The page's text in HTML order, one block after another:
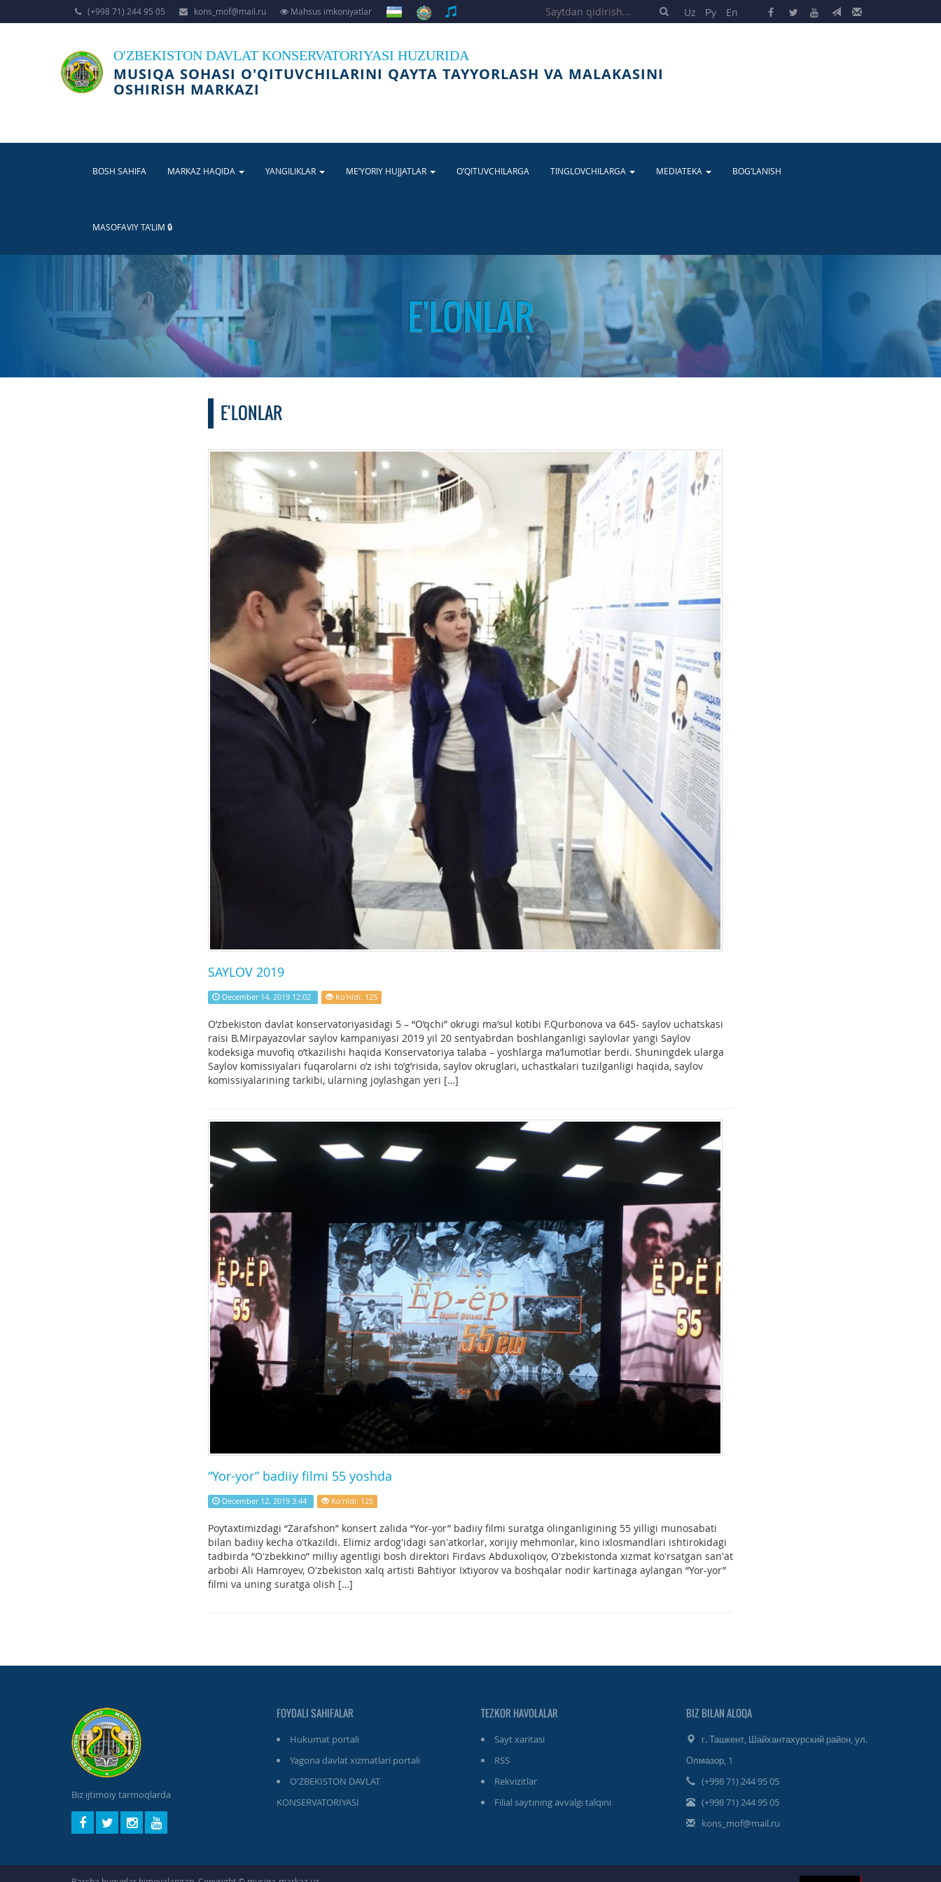
Uz Ру En
(+998 71) 244 95 05 kons_mof@mail.ru Mahsus imkoniyatlar
O'ZBEKISTON DAVLAT KONSERVATORIYASI HUZURIDA
MUSIQA SOHASI O'QITUVCHILARINI QAYTA TAYYORLASH VA MALAKASINI
OSHIRISH MARKAZI
BOSH SAHIFA MARKAZ HAQIDA YANGILIKLAR ME’YORIY HUJJATLAR O’QITUVCHILARGA TINGLOVCHILARGA MEDIATEKA BOG’LANISH
MASOFAVIY TA’LIM 🔒
E'LONLAR
E'LONLAR
SAYLOV 2019
December 14, 2019 12:02 Ko'rildi: 125
O’zbekiston davlat konservatoriyasidagi 5 – “O’qchi” okrugi ma’sul kotibi F.Qurbonova va 645- saylov uchatskasi
raisi B.Mirpayazovlar saylov kampaniyasi 2019 yil 20 sentyabrdan boshlanganligi saylovlar yangi Saylov
kodeksiga muvofiq o’tkazilishi haqida Konservatoriya talaba – yoshlarga ma’lumotlar berdi. Shuningdek ularga
Saylov komissiyalari fuqarolarni o’z ishi to’g’risida, saylov okruglari, uchastkalari tuzilganligi haqida, saylov
komissiyalarining tarkibi, ularning joylashgan yeri […]
“Yor-yor” badiiy filmi 55 yoshda
December 12, 2019 3:44 Ko'rildi: 125
Poytaxtimizdagi “Zarafshon” konsert zalida “Yor-yor” badiiy filmi suratga olinganligining 55 yilligi munosabati
bilan badiiy kecha oʻtkazildi. Elimiz ardogʻidagi sanʼatkorlar, xorijiy mehmonlar, kino ixlosmandlari ishtirokidagi
tadbirda “Oʻzbekkino” milliy agentligi bosh direktori Firdavs Abduxoliqov, Oʻzbekistonda xizmat koʻrsatgan sanʼat
arbobi Ali Hamroyev, Oʻzbekiston xalq artisti Bahtiyor Ixtiyorov va boshqalar nodir kartinaga aylangan “Yor-yor”
filmi va uning suratga olish […]
Biz ijtimoiy tarmoqlarda
FOYDALI SAHIFALAR
Hukumat portali
Yagona davlat xizmatlari portali
O'ZBEKISTON DAVLAT
KONSERVATORIYASI
TEZKOR HAVOLALAR
Sayt xaritasi
RSS
Rekvizitlar
Filial saytining avvalgi talqini
BIZ BILAN ALOQA
г. Ташкент, Шайхантахурский район, ул.
Олмазор, 1
(+998 71) 244 95 05
(+998 71) 244 95 05
kons_mof@mail.ru